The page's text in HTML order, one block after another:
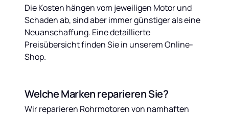
Die Kosten hängen vom jeweiligen Motor und
Schaden ab, sind aber immer günstiger als eine
Neuanschaffung. Eine detaillierte
Preisübersicht finden Sie in unserem Online-
Shop.
Welche Marken reparieren Sie?
Wir reparieren Rohrmotoren von namhaften